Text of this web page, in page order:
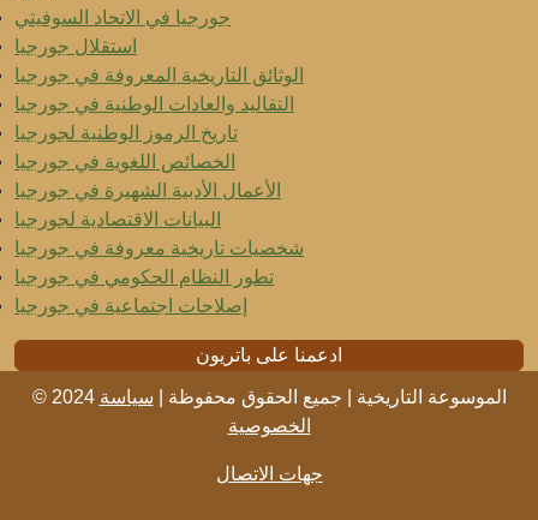
جورجيا في الاتحاد السوفيتي
استقلال جورجيا
الوثائق التاريخية المعروفة في جورجيا
التقاليد والعادات الوطنية في جورجيا
تاريخ الرموز الوطنية لجورجيا
الخصائص اللغوية في جورجيا
الأعمال الأدبية الشهيرة في جورجيا
البيانات الاقتصادية لجورجيا
شخصيات تاريخية معروفة في جورجيا
تطور النظام الحكومي في جورجيا
إصلاحات اجتماعية في جورجيا
ادعمنا على باتريون
© 2024 الموسوعة التاريخية | جميع الحقوق محفوظة | سياسة
الخصوصية
جهات الاتصال